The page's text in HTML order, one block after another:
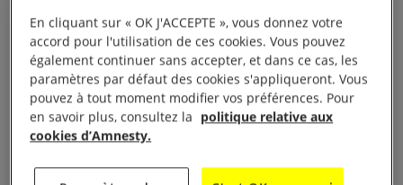
cela fait plus de six mois que
j’essaie de faire venir un groupe
de 470 Yézidis coincé à Idomeni
en Grèce. J’ai convaincu leurs
dirigeants d’accepter le Portugal
En cliquant sur « OK J'ACCEPTE », vous donnez votre
accord pour l'utilisation de ces cookies. Vous pouvez
également continuer sans accepter, et dans ce cas, les
paramètres par défaut des cookies s'appliqueront. Vous
pouvez à tout moment modifier vos préférences. Pour
en savoir plus, consultez la politique relative aux
cookies d’Amnesty.